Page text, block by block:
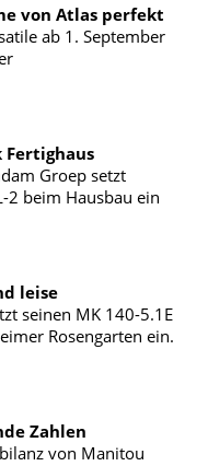
von Atlas perfekt
ab 1. September
Fertighaus
Groep setzt
2 beim Hausbau ein
leise
seinen MK 140-5.1E
Rosengarten ein.
Zahlen
von Manitou